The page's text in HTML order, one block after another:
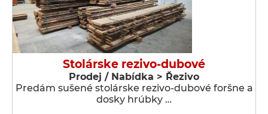
Stolárske rezivo-dubové
Prodej / Nabídka > Řezivo
Predám sušené stolárske rezivo-dubové foršne a
dosky hrúbky …